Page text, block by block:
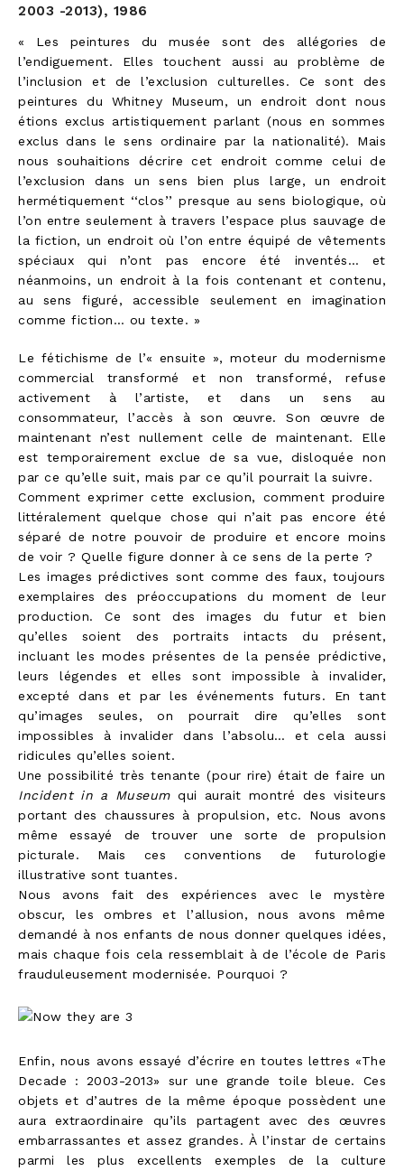
2003 -2013), 1986
« Les peintures du musée sont des allégories de
l’endiguement. Elles touchent aussi au problème de
l’inclusion et de l’exclusion culturelles. Ce sont des
peintures du Whitney Museum, un endroit dont nous
étions exclus artistiquement parlant (nous en sommes
exclus dans le sens ordinaire par la nationalité). Mais
nous souhaitions décrire cet endroit comme celui de
l’exclusion dans un sens bien plus large, un endroit
hermétiquement ‘‘clos’’ presque au sens biologique, où
l’on entre seulement à travers l’espace plus sauvage de
la fiction, un endroit où l’on entre équipé de vêtements
spéciaux qui n’ont pas encore été inventés… et
néanmoins, un endroit à la fois contenant et contenu,
au sens figuré, accessible seulement en imagination
comme fiction… ou texte. »
Le fétichisme de l’« ensuite », moteur du modernisme
commercial transformé et non transformé, refuse
activement à l’artiste, et dans un sens au
consommateur, l’accès à son œuvre. Son œuvre de
maintenant n’est nullement celle de maintenant. Elle
est temporairement exclue de sa vue, disloquée non
par ce qu’elle suit, mais par ce qu’il pourrait la suivre.
Comment exprimer cette exclusion, comment produire
littéralement quelque chose qui n’ait pas encore été
séparé de notre pouvoir de produire et encore moins
de voir ? Quelle figure donner à ce sens de la perte ?
Les images prédictives sont comme des faux, toujours
exemplaires des préoccupations du moment de leur
production. Ce sont des images du futur et bien
qu’elles soient des portraits intacts du présent,
incluant les modes présentes de la pensée prédictive,
leurs légendes et elles sont impossible à invalider,
excepté dans et par les événements futurs. En tant
qu’images seules, on pourrait dire qu’elles sont
impossibles à invalider dans l’absolu… et cela aussi
ridicules qu’elles soient.
Une possibilité très tenante (pour rire) était de faire un
Incident in a Museumqui aurait montré des visiteurs
portant des chaussures à propulsion, etc. Nous avons
même essayé de trouver une sorte de propulsion
picturale. Mais ces conventions de futurologie
illustrative sont tuantes.
Nous avons fait des expériences avec le mystère
obscur, les ombres et l’allusion, nous avons même
demandé à nos enfants de nous donner quelques idées,
mais chaque fois cela ressemblait à de l’école de Paris
frauduleusement modernisée. Pourquoi ?
Enfin, nous avons essayé d’écrire en toutes lettres «The
Decade : 2003-2013» sur une grande toile bleue. Ces
objets et d’autres de la même époque possèdent une
aura extraordinaire qu’ils partagent avec des œuvres
embarrassantes et assez grandes. À l’instar de certains
parmi les plus excellents exemples de la culture